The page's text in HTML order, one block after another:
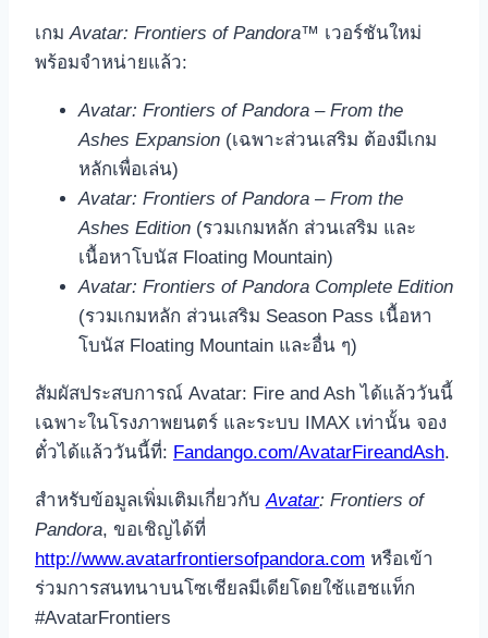
เกมAvatar: Frontiers of Pandora™ เวอร์ชันใหม่
พร้อมจำหน่ายแล้ว:
Avatar: Frontiers of Pandora – From the
Ashes Expansion (เฉพาะส่วนเสริม ต้องมีเกม
หลักเพื่อเล่น)
Avatar: Frontiers of Pandora – From the
Ashes Edition (รวมเกมหลัก ส่วนเสริม และ
เนื้อหาโบนัส Floating Mountain)
Avatar: Frontiers of Pandora Complete Edition
(รวมเกมหลัก ส่วนเสริม Season Pass เนื้อหา
โบนัส Floating Mountain และอื่น ๆ)
สัมผัสประสบการณ์ Avatar: Fire and Ash ได้แล้ววันนี้
เฉพาะในโรงภาพยนตร์ และระบบ IMAX เท่านั้น จอง
ตั๋วได้แล้ววันนี้ที่: Fandango.com/AvatarFireandAsh.
สำหรับข้อมูลเพิ่มเติมเกี่ยวกับAvatar: Frontiers of
Pandora, ขอเชิญได้ที่
http://www.avatarfrontiersofpandora.com หรือเข้า
ร่วมการสนทนาบนโซเชียลมีเดียโดยใช้แฮชแท็ก
#AvatarFrontiers